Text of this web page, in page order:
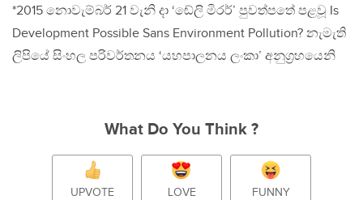
*2015 නොවැම්බර් 21 වැනි දා ‘ඬේලි මිරර්’ පුවත්පතේ පළවූ Is
Development Possible Sans Environment Pollution? නැමැති
ලිපියේ සිංහල පරිවර්තනය ‘යහපාලනය ලංකා’ අනුග‍්‍රහයෙනි
What Do You Think ?
UPVOTE LOVE FUNNY